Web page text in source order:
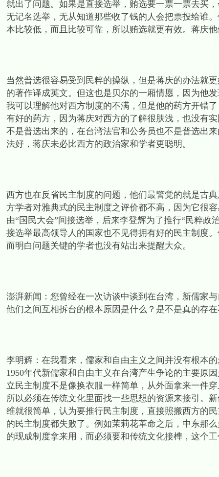
就出了问题。如果是直接选举，贿选要一票一票去买
无记名选举，无从知道那些收了钱的人会把票投给谁
本比较低，而且比较可靠，所以贿选就更有效。蒋庆
当然普选很容易受到民粹的操纵，但是蒋庆的办法就
的著作译成英文。但这也是贝尔的一厢情愿，因为他
我可以理解他对西方制度的不满，但是他的药方开错
有好的药方，因为蒋庆对西方的了解很肤浅，也没有
不是普选出来的，在台湾法官和公务员也不是普选出
法好，蒋庆未必比西方的政治家和学者更聪明。
西方也在反省民主制度的问题，他们最警觉的就是古
方学者对雅典式的民主制度之评价都不高，因为它很
由“国民大会”间接选举，后来李登辉为了推行“民粹
接选举最高领导人的国家也不见得拥有好的民主制度
而明白问题关键的学者也没有站出来提醒大众。
澎湃新闻：您曾经在一次访谈中谈到在台湾，新儒家
他们之间互相拆台的根本原因是什么？是不是真的存
李明辉：在我看来，儒家和自由主义之间并没有根本
1950年代新儒家和自由主义在台湾产生争论的主要原
立民主制度不是像换衣服一样简单，从外面拿来一件
所以必须在传统文化里面找一些思想的资源来接引。
维就很简单，认为要推行民主制度，直接照搬西方的
的民主制度都失败了。例如茉莉花革命之后，中东那
的现成制度拿来用，而必须要和传统文化接榫，这个